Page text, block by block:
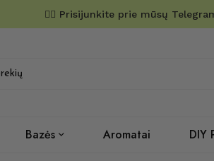
✌🏼 Prisijunkite prie mūsų
Bazės Aromatai DIY